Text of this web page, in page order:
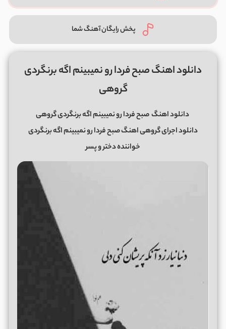
پخش رایگان آهنگ شما
دانلود اهنگ صبح فردا رو نمیبینم اگه برنگردی
گروهی
دانلود اهنگصبح فردا رو نمیبینم اگه برنگردی گروهی
دانلود اجرای گروهی اهنگ صبح فردا رو نمیبینم اگه برنگردی
خواننده دختر و پسر